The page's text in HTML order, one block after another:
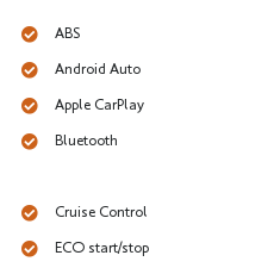
ABS
Android Auto
Apple CarPlay
Bluetooth
Cruise Control
ECO start/stop